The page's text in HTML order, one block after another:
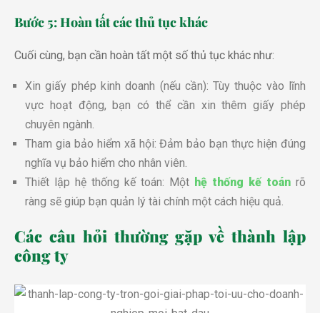
Bước 5: Hoàn tất các thủ tục khác
Cuối cùng, bạn cần hoàn tất một số thủ tục khác như:
Xin giấy phép kinh doanh (nếu cần): Tùy thuộc vào lĩnh
vực hoạt động, bạn có thể cần xin thêm giấy phép
chuyên ngành.
Tham gia bảo hiểm xã hội: Đảm bảo bạn thực hiện đúng
nghĩa vụ bảo hiểm cho nhân viên.
Thiết lập hệ thống kế toán: Một hệ thống kế toán rõ
ràng sẽ giúp bạn quản lý tài chính một cách hiệu quả.
Các câu hỏi thường gặp về thành lập
công ty